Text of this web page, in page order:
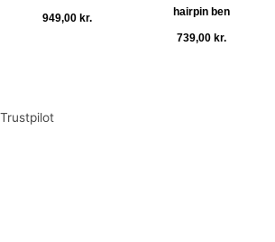
949,00 kr.
hairpin ben
739,00 kr.
Trustpilot